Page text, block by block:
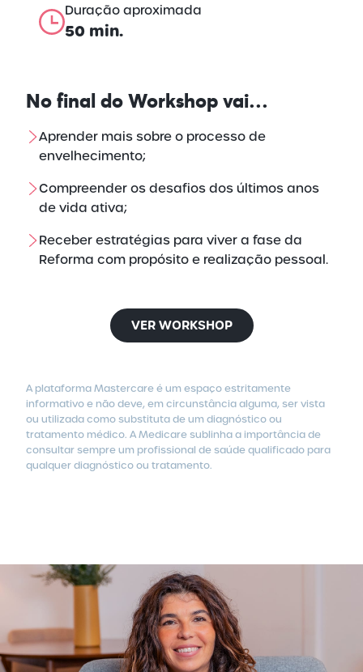
Duração aproximada
50 min.
No final doWorkshop vai…
Aprender mais sobre o processo de
envelhecimento;
Compreender os desafios dos últimos anos
de vida ativa;
Receber estratégias para viver a fase da
Reforma com propósito e realização pessoal.
VER WORKSHOP
A plataforma Mastercare é um espaço estritamente
informativo e não deve, em circunstância alguma, ser vista
ou utilizada como substituta de um diagnóstico ou
tratamento médico. A Medicare sublinha a importância de
consultar sempre um profissional de saúde qualificado para
qualquer diagnóstico ou tratamento.